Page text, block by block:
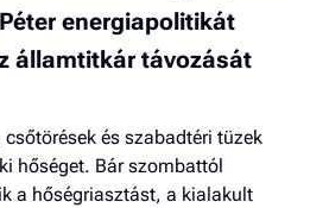
energiapolitikát
államtitkár távozását
és szabadtéri tüzek
hőséget. Bár szombattól
a hőségriasztást, a kialakult